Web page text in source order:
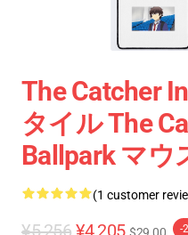
The Catcher
タイル The
Ballpark マウ
(1 customer
¥5,256 ¥4,205 -